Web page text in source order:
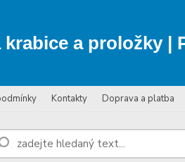
krabice a proložky|
Kontakty Doprava a platba